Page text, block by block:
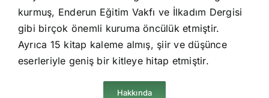
kurmuş, Enderun Eğitim Vakfı ve İlkadım Dergisi
gibi birçok önemli kuruma öncülük etmiştir.
Ayrıca 15 kitap kaleme almış, şiir ve düşünce
eserleriyle geniş bir kitleye hitap etmiştir.
Hakkında